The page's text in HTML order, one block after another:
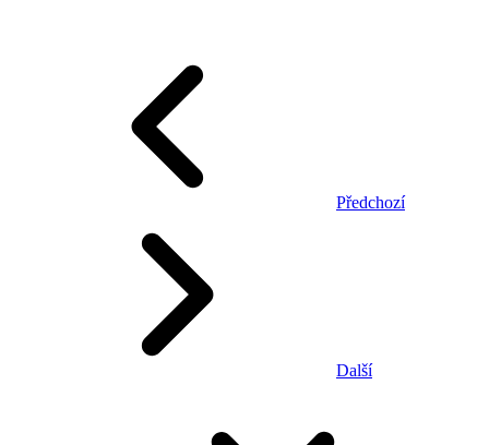
Předchozí
Další